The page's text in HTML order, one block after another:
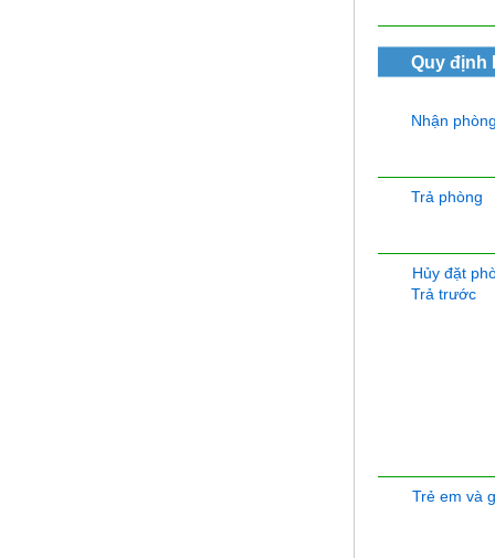
Quy định
Nhận
Trả phòng
Hủy đặt
Trả trước
Trẻ em và